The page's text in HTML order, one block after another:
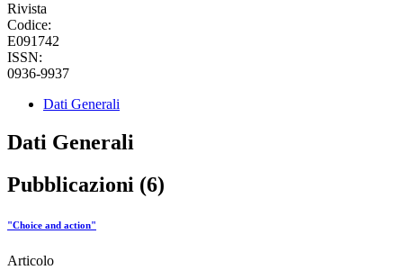
Rivista
Codice:
E091742
ISSN:
0936-9937
Dati Generali
Dati Generali
Pubblicazioni (6)
"Choice and action"
Articolo